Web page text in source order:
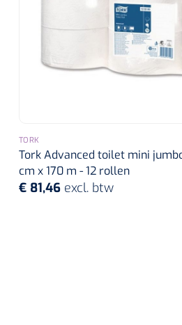
TORK
Tork Advanced toilet mini
cm x 170 m - 12 rollen
€ 81,46 excl. btw